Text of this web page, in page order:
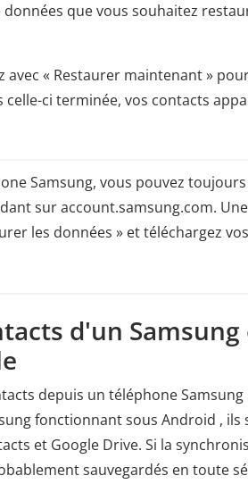
que vous souhaitez
avec « Restaurer maintenant »
ci terminée, vos contacts
Samsung, vous pouvez
sur account.samsung.com.
les données » et téléchargez
d'un
depuis un téléphone
fonctionnant sous Android ,
et Google Drive. Si la
sauvegardés en toute